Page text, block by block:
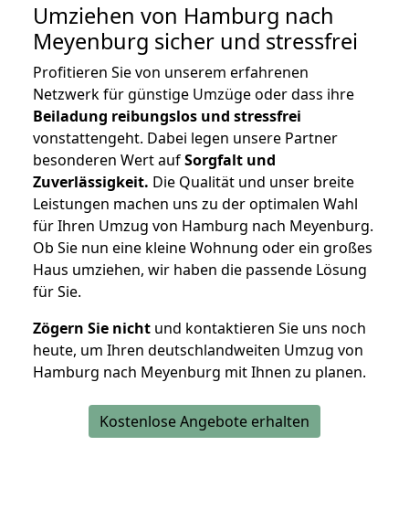
Umziehen von Hamburg nach
Meyenburg sicher und stressfrei
Profitieren Sie von unserem erfahrenen
Netzwerk für günstige Umzüge oder dass ihre
Beiladung reibungslos und stressfrei
vonstattengeht. Dabei legen unsere Partner
besonderen Wert aufSorgfalt und
Zuverlässigkeit. Die Qualität und unser breite
Leistungen machen uns zu der optimalen Wahl
für Ihren Umzug von Hamburg nach Meyenburg.
Ob Sie nun eine kleine Wohnung oder ein großes
Haus umziehen, wir haben die passende Lösung
für Sie.
Zögern Sie nicht und kontaktieren Sie uns noch
heute, um Ihren deutschlandweiten Umzug von
Hamburg nach Meyenburg mit Ihnen zu planen.
Kostenlose Angebote erhalten